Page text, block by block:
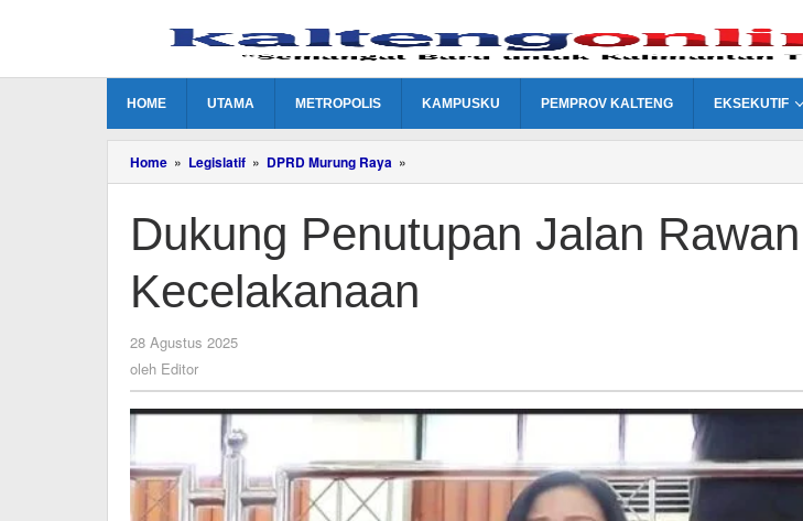
HOME UTAMA METROPOLIS KAMPUSKU PEMPROV KALTENG EKSEKUTIF
Home » Legislatif » DPRD Murung Raya »
Penutupan
Rawan
Kecelakanaan
Dukung Penutupan Jalan Rawan
Kecelakanaan
28 Agustus 2025
oleh Editor